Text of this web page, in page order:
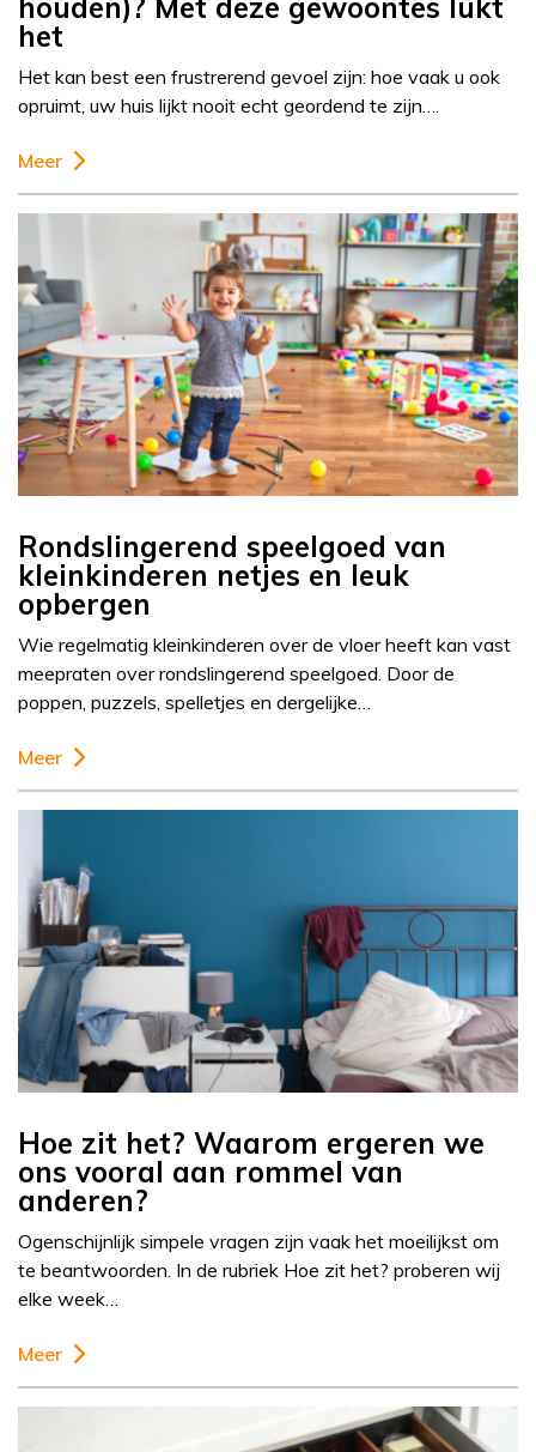
houden)? Met deze gewoontes lukt
het
Het kan best een frustrerend gevoel zijn: hoe vaak u ook
opruimt, uw huis lijkt nooit echt geordend te zijn….
Meer
Rondslingerend speelgoed van
kleinkinderen netjes en leuk
opbergen
Wie regelmatig kleinkinderen over de vloer heeft kan vast
meepraten over rondslingerend speelgoed. Door de
poppen, puzzels, spelletjes en dergelijke…
Meer
Hoe zit het? Waarom ergeren we
ons vooral aan rommel van
anderen?
Ogenschijnlijk simpele vragen zijn vaak het moeilijkst om
te beantwoorden. In de rubriek Hoe zit het? proberen wij
elke week…
Meer